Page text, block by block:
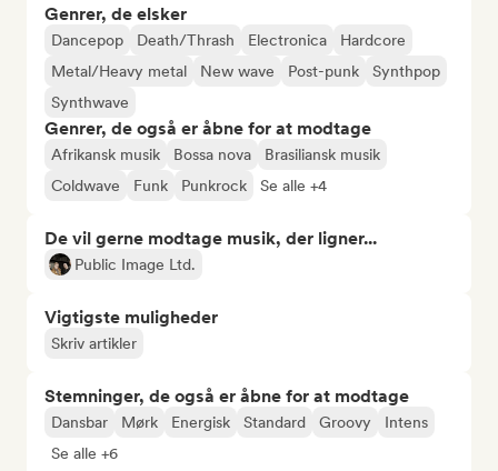
Genrer, de elsker
Dancepop Death/Thrash Electronica
Hardcore
Metal/Heavy metal
New wave Post-punk
Synthpop
Synthwave
Genrer, de også er åbne for at modtage
Afrikansk musik Bossa nova
Brasiliansk musik
Coldwave
Funk Punkrock Se alle +4
De vil gerne modtage musik, der ligner...
Public Image Ltd.
Vigtigste muligheder
Skriv artikler
Stemninger, de også er åbne for at modtage
Dansbar Mørk Energisk Standard Groovy
Intens
Se alle +6